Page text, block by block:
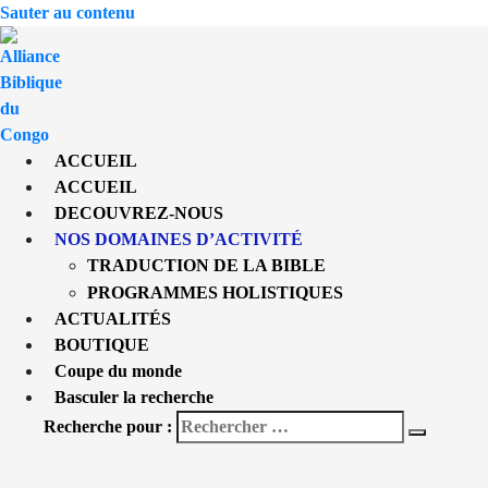
Sauter au contenu
ACCUEIL
ACCUEIL
DECOUVREZ-NOUS
NOS DOMAINES D’ACTIVITÉ
TRADUCTION DE LA BIBLE
PROGRAMMES HOLISTIQUES
ACTUALITÉS
BOUTIQUE
Coupe du monde
Basculer la recherche
Recherche pour :